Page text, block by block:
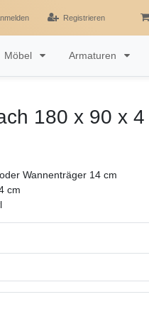
Registrieren
Möbel Armaturen
180 x 90 x 4
Wannenträger 14 cm
cm